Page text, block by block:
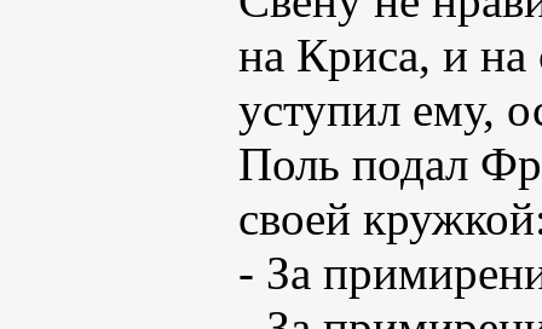
на Криса, и на
уступил ему,
Поль подал
своей
- За